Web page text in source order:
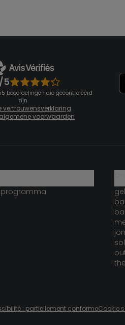
5
beoordelingen die gecontroleerd
zijn
vertrouwensverklaring
voorwaarden
: partiellement conformeCookie